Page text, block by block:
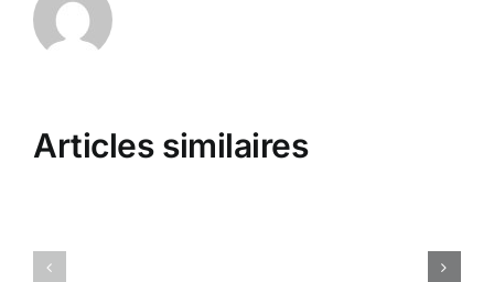
Articles similaires
Animado
Vendedor